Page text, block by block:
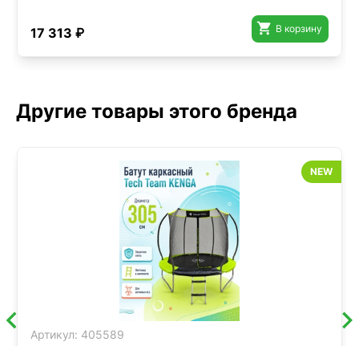
17 313 ₽  В корзину
Другие товары этого бренда
Артикул: 405589
NEW